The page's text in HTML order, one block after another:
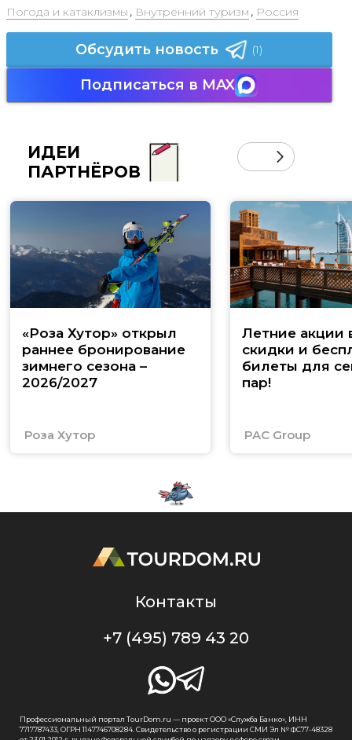
Погода и катаклизмы , Внутренний туризм , Россия
Обсудить новость (1)
Подписаться в MAX
ИДЕИ
ПАРТНЁРОВ
«Роза Хутор» открыл
раннее бронирование
зимнего сезона –
2026/2027
Роза Хутор
Летние акции
скидки и
билеты для
пар!
PAC Group
Контакты
+7 (495) 789 43 20
Профессиональный портал TourDom.ru — проект ООО «Служба Банко», ИНН
7717787433, ОГРН 1147746708284. Свидетельство о регистрации СМИ Эл № ФС77-48328